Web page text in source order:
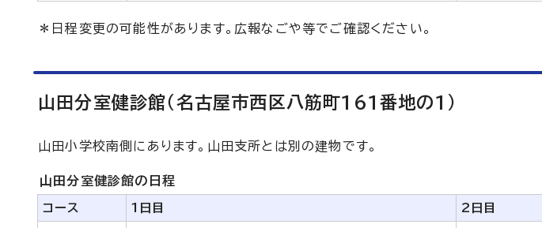
＊日程変更の可能性があります。広報なごや等でご確認ください。
山田分室健診館（名古屋市西区八筋町161番地の1）
山田小学校南側にあります。山田支所とは別の建物です。
山田分室健診館の日程
コース 1日目 2日目